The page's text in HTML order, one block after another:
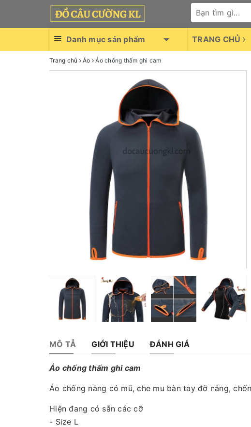
Danh mục sản phẩm TRANG CHỦ
Trang chủ Áo Áo chống thấm ghi cam
MÔ TẢ GIỚI THIỆU ĐÁNH GIÁ
Áo chống thấm ghi cam
Áo chống nắng có mũ, che mu bàn tay đỡ nắng,
Hiện đang có sẵn các cỡ
- Size L